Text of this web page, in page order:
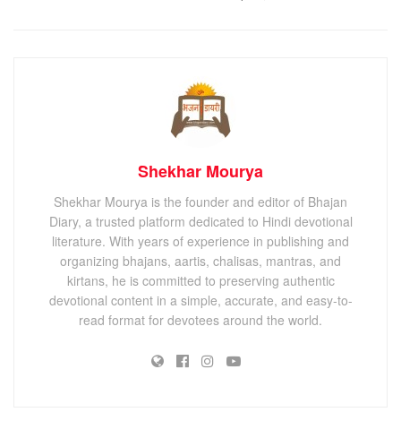
Shekhar Mourya
Shekhar Mourya is the founder and editor of Bhajan
Diary, a trusted platform dedicated to Hindi devotional
literature. With years of experience in publishing and
organizing bhajans, aartis, chalisas, mantras, and
kirtans, he is committed to preserving authentic
devotional content in a simple, accurate, and easy-to-
read format for devotees around the world.